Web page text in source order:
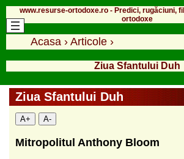
www.resurse-ortodoxe.ro - Predici, rugăciuni,
ortodoxe
Acasa › Articole ›
Ziua Sfantului Duh
Ziua Sfantului Duh
A+ A-
Mitropolitul Anthony Bloom